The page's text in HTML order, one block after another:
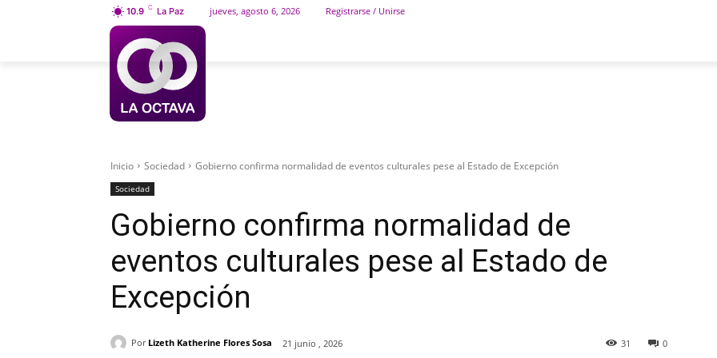
10.9 C La Paz jueves, agosto 6, 2026 Registrarse / Unirse
Inicio Sociedad Gobierno confirma normalidad de eventos culturales pese al Estado de Excepción
Sociedad
Gobierno confirma normalidad de
eventos culturales pese al Estado de
Excepción
Por Lizeth Katherine Flores Sosa 21 junio , 2026 0
31